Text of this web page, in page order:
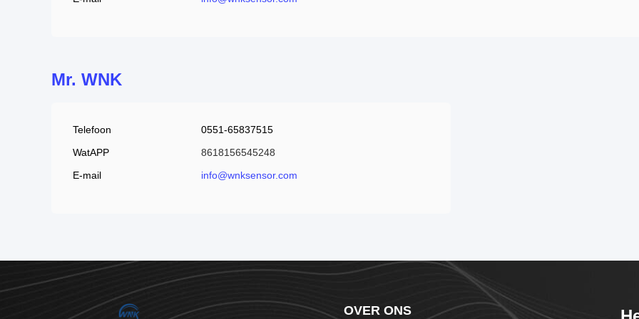
Mr. WNK
Telefoon
0551-65837515
WatAPP
8618156545248
E-mail
info@wnksensor.com
OVER ONS